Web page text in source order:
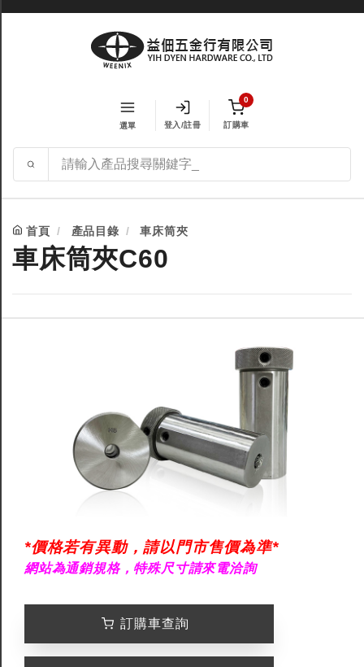
選單 登入/註冊
0
訂購車
首頁 產品目錄 車床筒夾
車床筒夾C60
*價格若有異動，請以門市售價為準*
網站為通銷規格，特殊尺寸請來電洽詢
訂購車查詢